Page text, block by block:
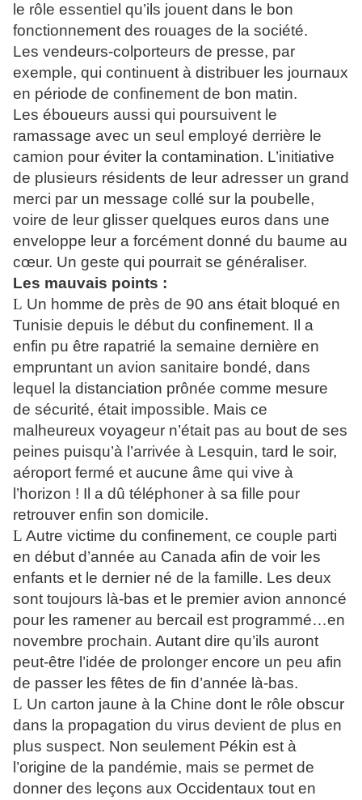
le rôle essentiel qu’ils jouent dans le bon
fonctionnement des rouages de la société.
Les vendeurs-colporteurs de presse, par
exemple, qui continuent à distribuer les journaux
en période de confinement de bon matin.
Les éboueurs aussi qui poursuivent le
ramassage avec un seul employé derrière le
camion pour éviter la contamination. L’initiative
de plusieurs résidents de leur adresser un grand
merci par un message collé sur la poubelle,
voire de leur glisser quelques euros dans une
enveloppe leur a forcément donné du baume au
cœur. Un geste qui pourrait se généraliser.
Les mauvais points :
L Un homme de près de 90 ans était bloqué en
Tunisie depuis le début du confinement. Il a
enfin pu être rapatrié la semaine dernière en
empruntant un avion sanitaire bondé, dans
lequel la distanciation prônée comme mesure
de sécurité, était impossible. Mais ce
malheureux voyageur n’était pas au bout de ses
peines puisqu’à l’arrivée à Lesquin, tard le soir,
aéroport fermé et aucune âme qui vive à
l’horizon ! Il a dû téléphoner à sa fille pour
retrouver enfin son domicile.
L Autre victime du confinement, ce couple parti
en début d’année au Canada afin de voir les
enfants et le dernier né de la famille. Les deux
sont toujours là-bas et le premier avion annoncé
pour les ramener au bercail est programmé…en
novembre prochain. Autant dire qu’ils auront
peut-être l’idée de prolonger encore un peu afin
de passer les fêtes de fin d’année là-bas.
L Un carton jaune à la Chine dont le rôle obscur
dans la propagation du virus devient de plus en
plus suspect. Non seulement Pékin est à
l’origine de la pandémie, mais se permet de
donner des leçons aux Occidentaux tout en